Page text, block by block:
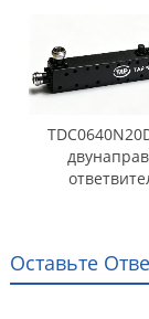
Оставьте